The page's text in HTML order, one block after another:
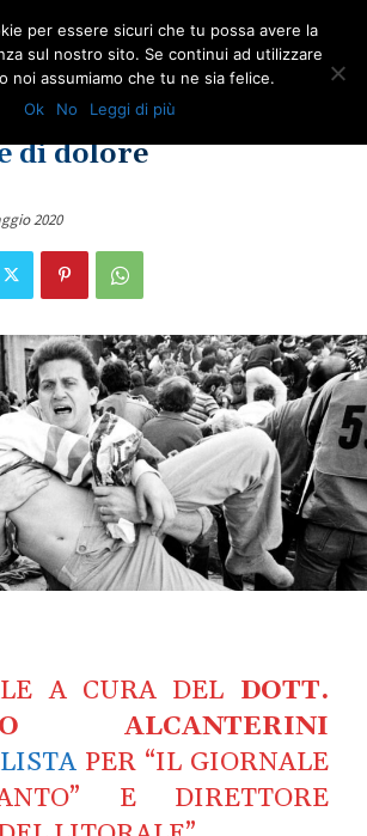
anni di
di dolore
2020
A CURA DEL DOTT.
ALCANTERINI
PER “IL GIORNALE
E DIRETTORE
per essere sicuri che tu possa avere la
sul nostro sito. Se continui ad utilizzare
noi assumiamo che tu ne sia felice.
Ok
No Leggi di più